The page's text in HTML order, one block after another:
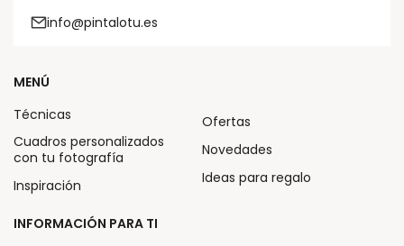
info@pintalotu.es
MENÚ
Técnicas
Cuadros personalizados
con tu fotografía
Inspiración
Ofertas
Novedades
Ideas para regalo
INFORMACIÓN PARA TI